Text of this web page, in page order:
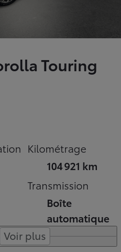
Touring
Kilométrage
104 921 km
Transmission
Boîte
automatique
Voir plus